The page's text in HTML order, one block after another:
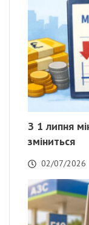
З 1 липня
зміниться
02/07/2026